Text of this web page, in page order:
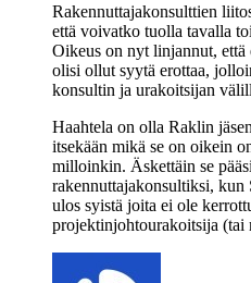
Rakennuttajakonsulttien
että voivatko tuolla tavalla
Oikeus on nyt linjannut,
olisi ollut syytä erottaa,
konsultin ja urakoitsijan
Haahtela on olla Raklin
itsekään mikä se on oikein
milloinkin. Äskettäin se
rakennuttajakonsultiksi, kun
ulos syistä joita ei ole
projektinjohtourakoitsija (tai